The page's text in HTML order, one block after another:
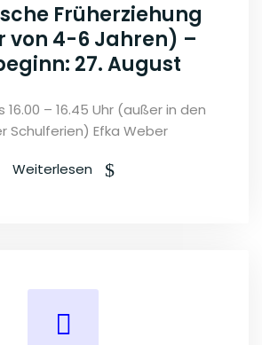
Früherziehung
von 4-6 Jahren) –
27. August
– 16.45 Uhr (außer in den
Schulferien) Efka Weber
Weiterlesen